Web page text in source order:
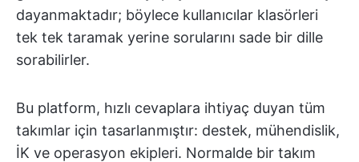
dayanmaktadır; böylece kullanıcılar klasörleri
tek tek taramak yerine sorularını sade bir dille
sorabilirler.
Bu platform, hızlı cevaplara ihtiyaç duyan tüm
takımlar için tasarlanmıştır: destek, mühendislik,
İK ve operasyon ekipleri. Normalde bir takım